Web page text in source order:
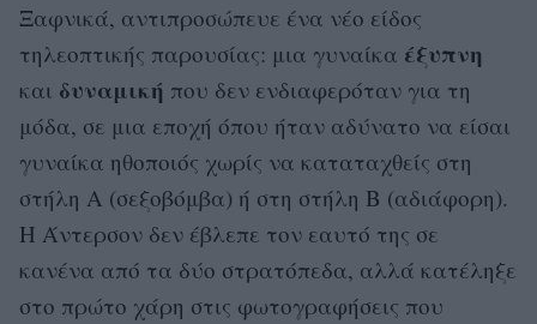
Ξαφνικά, αντιπροσώπευε ένα νέο είδος
τηλεοπτικής παρουσίας: μια γυναίκα έξυπνη
και δυναμική που δεν ενδιαφερόταν για τη
μόδα, σε μια εποχή όπου ήταν αδύνατο να είσαι
γυναίκα ηθοποιός χωρίς να καταταχθείς στη
στήλη Α (σεξοβόμβα) ή στη στήλη Β (αδιάφορη).
Η Άντερσον δεν έβλεπε τον εαυτό της σε
κανένα από τα δύο στρατόπεδα, αλλά κατέληξε
στο πρώτο χάρη στις φωτογραφήσεις που